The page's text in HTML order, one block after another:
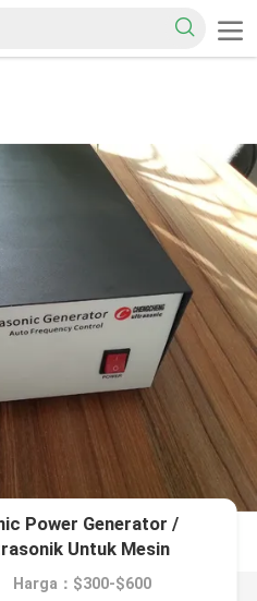
Power Generator /
Untuk Mesin
Harga：$300-$600